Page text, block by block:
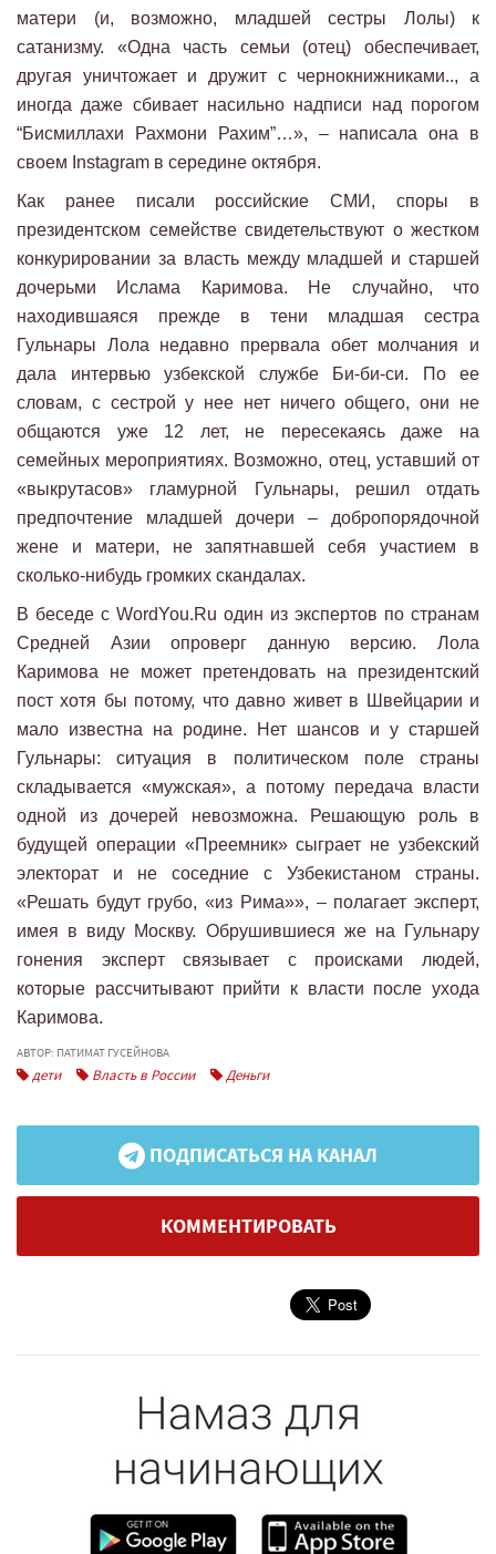
матери (и, возможно, младшей сестры Лолы) к
сатанизму. «Одна часть семьи (отец) обеспечивает,
другая уничтожает и дружит с чернокнижниками.., а
иногда даже сбивает насильно надписи над порогом
“Бисмиллахи Рахмони Рахим”…», – написала она в
своем Instagram в середине октября.
Как ранее писали российские СМИ, споры в
президентском семействе свидетельствуют о жестком
конкурировании за власть между младшей и старшей
дочерьми Ислама Каримова. Не случайно, что
находившаяся прежде в тени младшая сестра
Гульнары Лола недавно прервала обет молчания и
дала интервью узбекской службе Би-би-си. По ее
словам, с сестрой у нее нет ничего общего, они не
общаются уже 12 лет, не пересекаясь даже на
семейных мероприятиях. Возможно, отец, уставший от
«выкрутасов» гламурной Гульнары, решил отдать
предпочтение младшей дочери – добропорядочной
жене и матери, не запятнавшей себя участием в
сколько-нибудь громких скандалах.
В беседе с WordYou.Ru один из экспертов по странам
Средней Азии опроверг данную версию. Лола
Каримова не может претендовать на президентский
пост хотя бы потому, что давно живет в Швейцарии и
мало известна на родине. Нет шансов и у старшей
Гульнары: ситуация в политическом поле страны
складывается «мужская», а потому передача власти
одной из дочерей невозможна. Решающую роль в
будущей операции «Преемник» сыграет не узбекский
электорат и не соседние с Узбекистаном страны.
«Решать будут грубо, «из Рима»», – полагает эксперт,
имея в виду Москву. Обрушившиеся же на Гульнару
гонения эксперт связывает с происками людей,
которые рассчитывают прийти к власти после ухода
Каримова.
АВТОР: ПАТИМАТ ГУСЕЙНОВА
дети Власть в России Деньги
ПОДПИСАТЬСЯ НА КАНАЛ
КОММЕНТИРОВАТЬ